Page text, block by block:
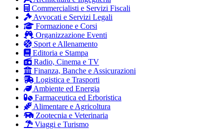
Commercialisti e Servizi Fiscali
Avvocati e Servizi Legali
Formazione e Corsi
Organizzazione Eventi
Sport e Allenamento
Editoria e Stampa
Radio, Cinema e TV
Finanza, Banche e Assicurazioni
Logistica e Trasporti
Ambiente ed Energia
Farmaceutica ed Erboristica
Alimentare e Agricoltura
Zootecnia e Veterinaria
Viaggi e Turismo